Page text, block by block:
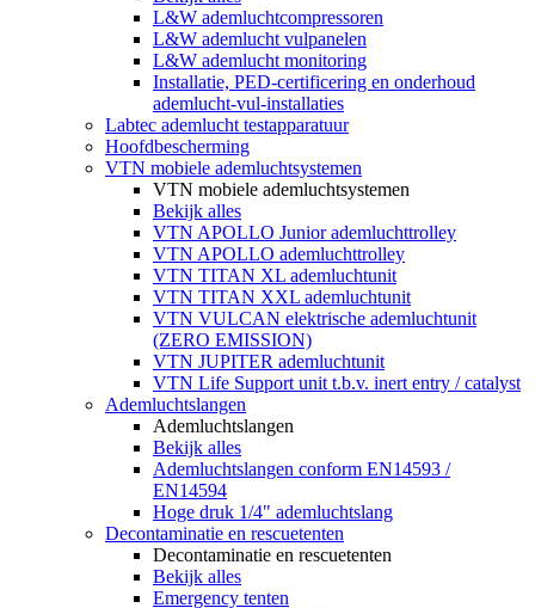
L&W ademluchtcompressoren
L&W ademlucht vulpanelen
L&W ademlucht monitoring
Installatie, PED-certificering en onderhoud
ademlucht-vul-installaties
Labtec ademlucht testapparatuur
Hoofdbescherming
VTN mobiele ademluchtsystemen
VTN mobiele ademluchtsystemen
Bekijk alles
VTN APOLLO Junior ademluchttrolley
VTN APOLLO ademluchttrolley
VTN TITAN XL ademluchtunit
VTN TITAN XXL ademluchtunit
VTN VULCAN elektrische ademluchtunit
(ZERO EMISSION)
VTN JUPITER ademluchtunit
VTN Life Support unit t.b.v. inert entry / catalyst
Ademluchtslangen
Ademluchtslangen
Bekijk alles
Ademluchtslangen conform EN14593 /
EN14594
Hoge druk 1/4" ademluchtslang
Decontaminatie en rescuetenten
Decontaminatie en rescuetenten
Bekijk alles
Emergency tenten